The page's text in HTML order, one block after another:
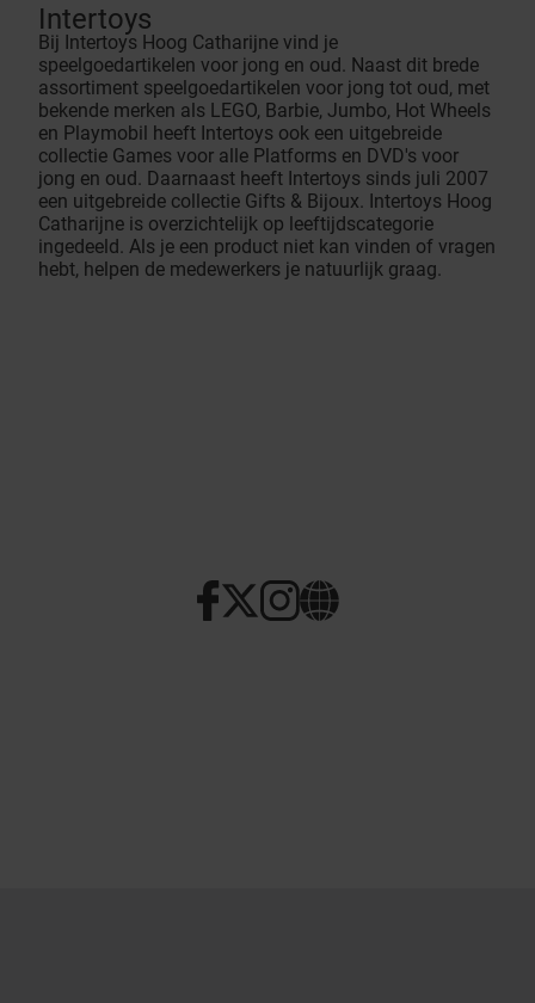
Intertoys
Bij Intertoys Hoog Catharijne vind je
speelgoedartikelen voor jong en oud. Naast dit brede
assortiment speelgoedartikelen voor jong tot oud, met
bekende merken als LEGO, Barbie, Jumbo, Hot Wheels
en Playmobil heeft Intertoys ook een uitgebreide
collectie Games voor alle Platforms en DVD's voor
jong en oud. Daarnaast heeft Intertoys sinds juli 2007
een uitgebreide collectie Gifts & Bijoux. Intertoys Hoog
Catharijne is overzichtelijk op leeftijdscategorie
ingedeeld. Als je een product niet kan vinden of vragen
hebt, helpen de medewerkers je natuurlijk graag.